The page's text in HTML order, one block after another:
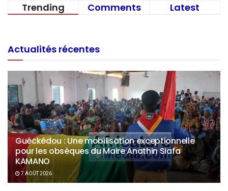
Trending Comments Latest
Actualités récentes
Guéckédou : Une mobilisation exceptionnelle
pour les obsèques du Maire Anathin Siafa
KAMANO
7 AOÛT 2026